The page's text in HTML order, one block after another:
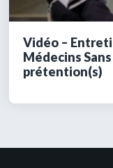
Vidéo –
Médecins
prétention(s)